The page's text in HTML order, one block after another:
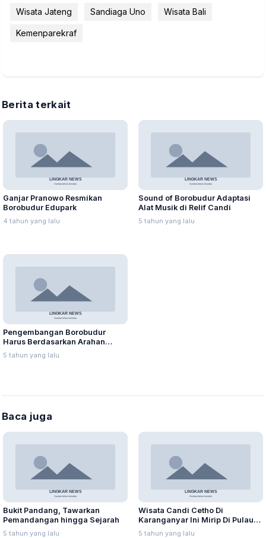
Wisata Jateng Sandiaga Uno Wisata Bali
Kemenparekraf
Berita terkait
Ganjar Pranowo Resmikan
Borobudur Edupark
4 tahun yang lalu
Sound of Borobudur Adaptasi
Alat Musik di Relif Candi
5 tahun yang lalu
Pengembangan Borobudur
Harus Berdasarkan Arahan
Kemendikbud
5 tahun yang lalu
Baca juga
Bukit Pandang, Tawarkan
Pemandangan hingga Sejarah
5 tahun yang lalu
Wisata Candi Cetho Di
Karanganyar Ini Mirip Di Pulau
Bali
5 tahun yang lalu